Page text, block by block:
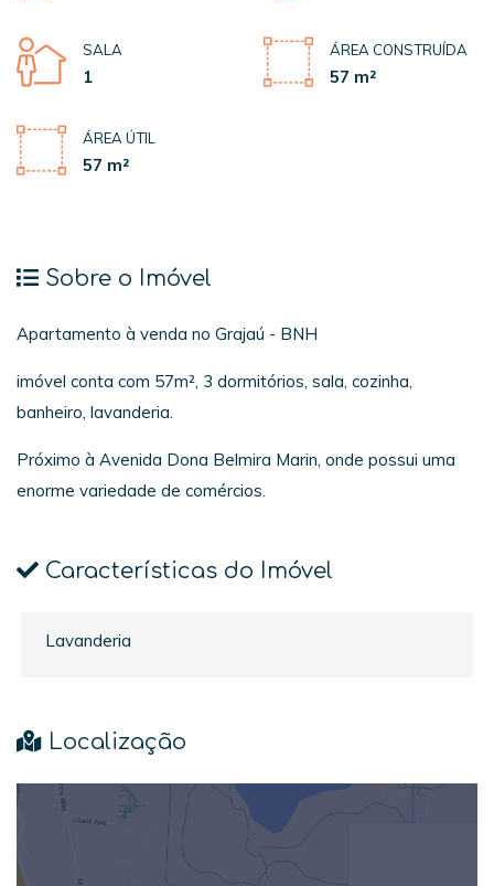
SALA
1
ÁREA CONSTRUÍDA
57 m²
ÁREA ÚTIL
57 m²
Sobre o Imóvel
Apartamento à venda no Grajaú - BNH
imóvel conta com 57m², 3 dormitórios, sala, cozinha,
banheiro, lavanderia.
Próximo à Avenida Dona Belmira Marin, onde possui uma
enorme variedade de comércios.
Características do Imóvel
Lavanderia
Localização